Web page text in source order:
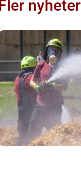
nyheter